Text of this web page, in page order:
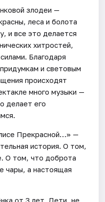
злодеи —
леса и болота
и все это делается
хитростей,
Благодаря
и световым
происходят
много музыки —
делает его
Прекрасной…» —
история. О том,
О том, что доброта
чары, а настоящая
от 3 лет. Дети, не